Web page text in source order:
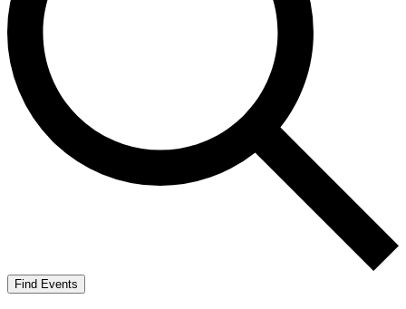
Find Events